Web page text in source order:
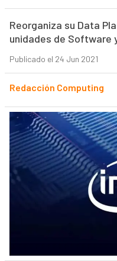
Reorganiza su Data
unidades de Software
Publicado el 24 Jun 2021
Redacción Computing